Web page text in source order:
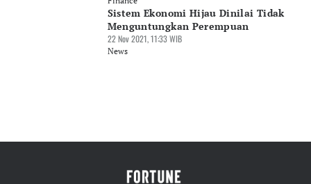
Sistem Ekonomi Hijau Dinilai Tidak
Menguntungkan Perempuan
22 Nov 2021, 11:33 WIB
News